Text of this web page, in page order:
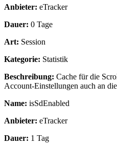
Anbieter: eTracker
Dauer: 0 Tage
Art: Session
Kategorie: Statistik
Beschreibung: Cache für die
Account-Einstellungen auch an
Name: isSdEnabled
Anbieter: eTracker
Dauer: 1 Tag